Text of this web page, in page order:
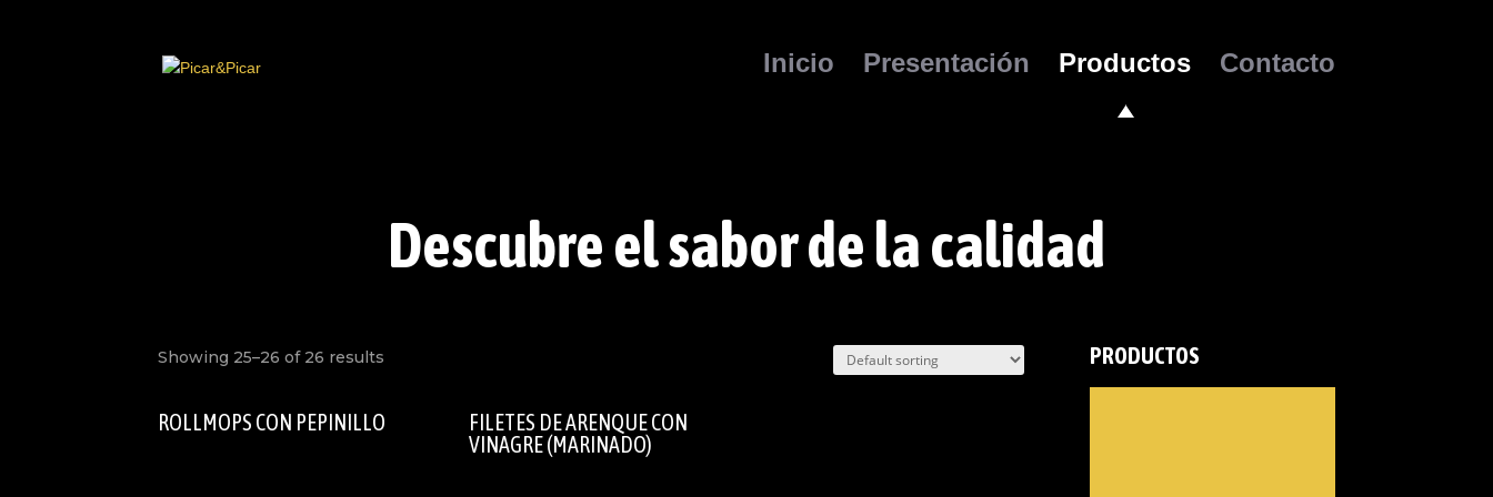
Inicio Presentación Productos Contacto
Descubre el sabor de la calidad
Showing 25–26 of 26 results
ROLLMOPS CON PEPINILLO
FILETES DE ARENQUE CON
VINAGRE (MARINADO)
PRODUCTOS